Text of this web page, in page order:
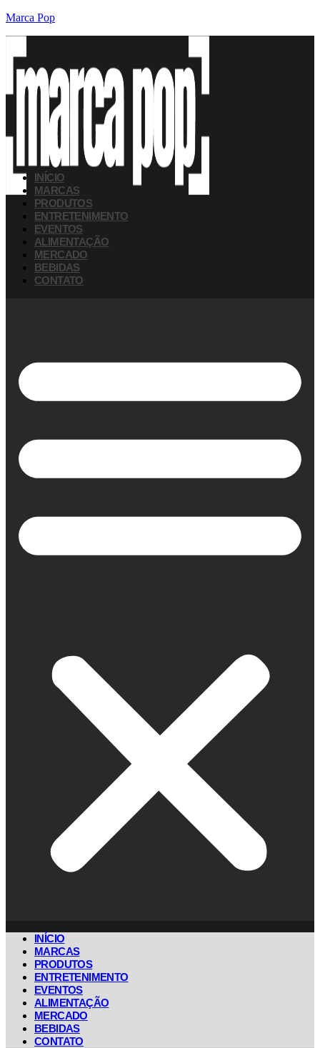
Marca Pop
INÍCIO
MARCAS
PRODUTOS
ENTRETENIMENTO
EVENTOS
ALIMENTAÇÃO
MERCADO
BEBIDAS
CONTATO
INÍCIO
MARCAS
PRODUTOS
ENTRETENIMENTO
EVENTOS
ALIMENTAÇÃO
MERCADO
BEBIDAS
CONTATO